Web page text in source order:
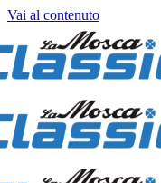
Vai al contenuto